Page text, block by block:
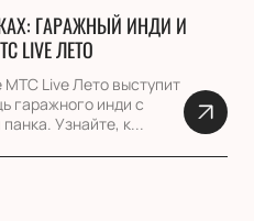
ГАРАЖНЫЙ ИНДИ И
LIVE ЛЕТО
Live Лето выступит
гаражного инди с
Узнайте, к...